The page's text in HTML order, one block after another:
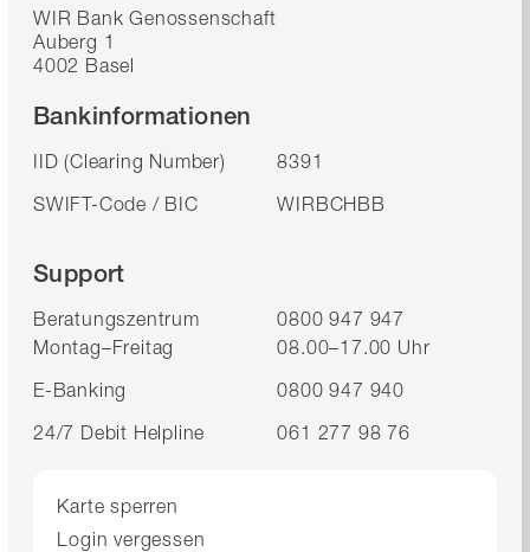
WIR Bank Genossenschaft
Auberg 1
4002 Basel
Bankinformationen
IID (Clearing Number)
8391
SWIFT-Code / BIC
WIRBCHBB
Support
Beratungszentrum
0800 947 947
Montag–Freitag
08.00–17.00 Uhr
E-Banking
0800 947 940
24/7 Debit Helpline
061 277 98 76
Karte sperren
Login vergessen